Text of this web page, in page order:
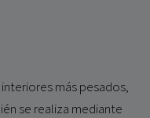
más pesados,
se realiza mediante